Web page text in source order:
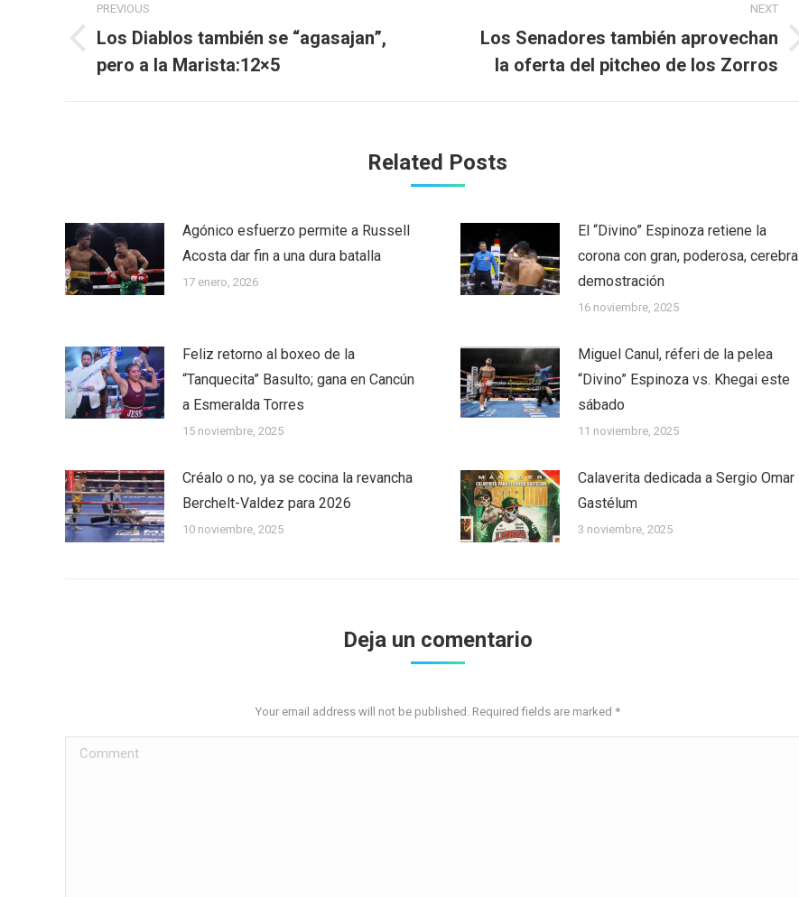
navigation
PREVIOUS
Previous
post:
Los Diablos también se “agasajan”,
pero a la Marista:12×5
NEXT
Next
post:
Los Senadores también aprovechan
la oferta del pitcheo de los Zorros
Related Posts
Agónico esfuerzo permite a Russell
Acosta dar fin a una dura batalla
17 enero, 2026
El “Divino” Espinoza retiene la
corona con gran, poderosa, cerebral
demostración
16 noviembre, 2025
Feliz retorno al boxeo de la
“Tanquecita” Basulto; gana en Cancún
a Esmeralda Torres
15 noviembre, 2025
Miguel Canul, réferi de la pelea
“Divino” Espinoza vs. Khegai este
sábado
11 noviembre, 2025
Créalo o no, ya se cocina la revancha
Berchelt-Valdez para 2026
10 noviembre, 2025
Calaverita dedicada a Sergio Omar
Gastélum
3 noviembre, 2025
Deja un comentario
Your email address will not be published. Required fields are marked *
Comment